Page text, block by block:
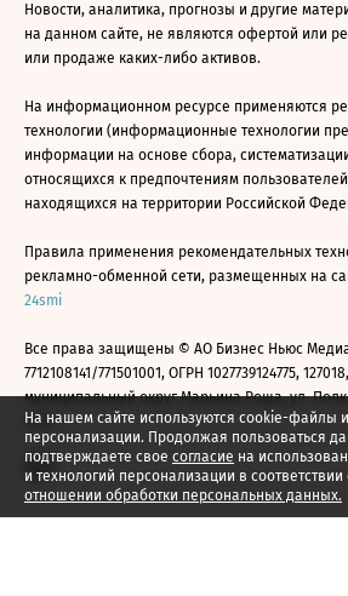
На нашем сайте используются cookie-файлы и
персонализации. Продолжая пользоваться
подтверждаете свое согласие на
и технологий персонализации в соответствии
отношении обработки персональных данных.
Новости, аналитика, прогнозы и другие
на данном сайте, не являются офертой или
или продаже каких-либо активов.
На информационном ресурсе применяются
технологии (информационные технологии
информации на основе сбора,
относящихся к предпочтениям
находящихся на территории Российской
Правила применения рекомендательных
рекламно-обменной сети, размещенных на
24smi
Все права защищены © АО Бизнес Ньюс
7712108141/771501001, ОГРН 1027739124775,
муниципальный округ Марьина Роща, ул.
2026